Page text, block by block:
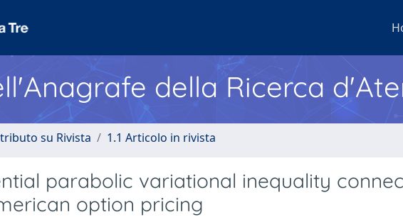
della Ricerca
su Rivista 1.1 Articolo in rivista
parabolic variational inequality
option pricing